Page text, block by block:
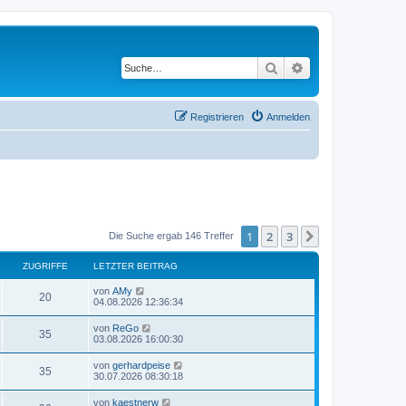
Suche
Anmelden
Registrieren
Die Suche ergab 146 Treffer 1 2 3
ZUGRIFFE LETZTER BEITRAG
20Z
u
i
L
e
t
e
r
B
e
i
t
von AMy
04.08.2026 12:36:34
35
u
L
e
t
e
r
B
von ReGo
03.08.2026 16:00:30
35
u
L
e
von gerhardpeise
30.07.2026 08:30:18
L
von kaestnerw